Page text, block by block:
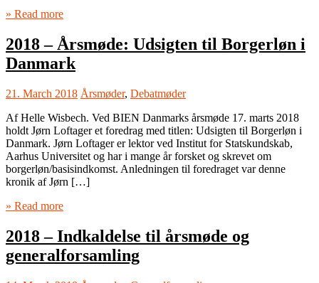
» Read more
2018 – Årsmøde: Udsigten til Borgerløn i
Danmark
21. March 2018 Årsmøder, Debatmøder
Af Helle Wisbech. Ved BIEN Danmarks årsmøde 17. marts 2018
holdt Jørn Loftager et foredrag med titlen: Udsigten til Borgerløn i
Danmark. Jørn Loftager er lektor ved Institut for Statskundskab,
Aarhus Universitet og har i mange år forsket og skrevet om
borgerløn/basisindkomst. Anledningen til foredraget var denne
kronik af Jørn […]
» Read more
2018 – Indkaldelse til årsmøde og
generalforsamling